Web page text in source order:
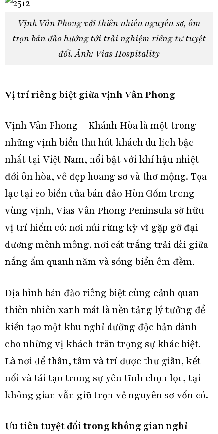
Vịnh Vân Phong với thiên nhiên nguyên sơ, ôm
trọn bán đảo hướng tới trải nghiệm riêng tư tuyệt
đối. Ảnh: Vias Hospitality
Vị trí riêng biệt giữa vịnh Vân Phong
Vịnh Vân Phong – Khánh Hòa là một trong
những vịnh biển thu hút khách du lịch bậc
nhất tại Việt Nam, nổi bật với khí hậu nhiệt
đới ôn hòa, vẻ đẹp hoang sơ và thơ mộng. Tọa
lạc tại eo biển của bán đảo Hòn Gốm trong
vùng vịnh, Vias Vân Phong Peninsula sở hữu
vị trí hiếm có: nơi núi rừng kỳ vĩ gặp gỡ đại
dương mênh mông, nơi cát trắng trải dài giữa
nắng ấm quanh năm và sóng biển êm đềm.
Địa hình bán đảo riêng biệt cùng cảnh quan
thiên nhiên xanh mát là nền tảng lý tưởng để
kiến tạo một khu nghỉ dưỡng độc bản dành
cho những vị khách trân trọng sự khác biệt.
Là nơi để thân, tâm và trí được thư giãn, kết
nối và tái tạo trong sự yên tĩnh chọn lọc, tại
không gian vẫn giữ trọn vẻ nguyên sơ vốn có.
Ưu tiên tuyệt đối trong không gian nghỉ